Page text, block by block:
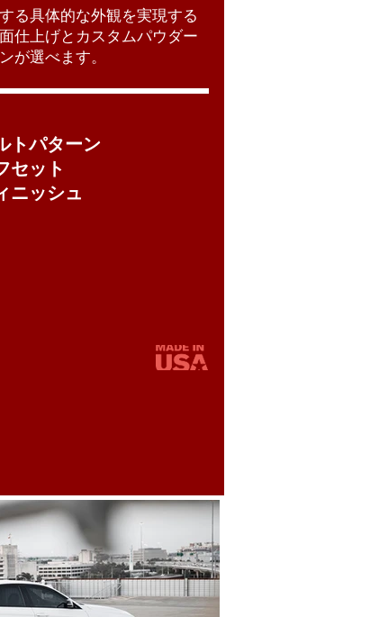
る具体的な外観を実現する
仕上げとカスタムパウダー
が選べます。
トパターン
セット
ニッシュ